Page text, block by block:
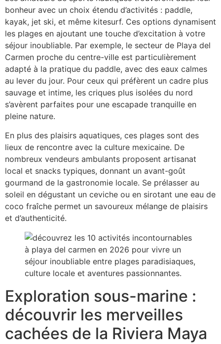
bonheur avec un choix étendu d’activités : paddle,
kayak, jet ski, et même kitesurf. Ces options dynamisent
les plages en ajoutant une touche d’excitation à votre
séjour inoubliable. Par exemple, le secteur de Playa del
Carmen proche du centre-ville est particulièrement
adapté à la pratique du paddle, avec des eaux calmes
au lever du jour. Pour ceux qui préfèrent un cadre plus
sauvage et intime, les criques plus isolées du nord
s’avèrent parfaites pour une escapade tranquille en
pleine nature.
En plus des plaisirs aquatiques, ces plages sont des
lieux de rencontre avec la culture mexicaine. De
nombreux vendeurs ambulants proposent artisanat
local et snacks typiques, donnant un avant-goût
gourmand de la gastronomie locale. Se prélasser au
soleil en dégustant un ceviche ou en sirotant une eau de
coco fraîche permet un savoureux mélange de plaisirs
et d’authenticité.
Exploration sous-marine :
découvrir les merveilles
cachées de la Riviera Maya